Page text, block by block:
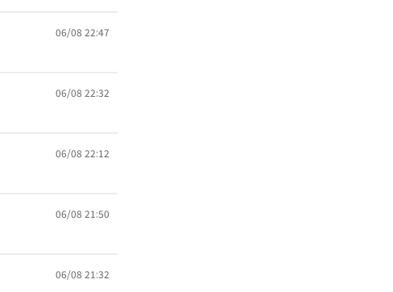
06/08 22:47
06/08 22:32
06/08 22:12
06/08 21:50
06/08 21:32